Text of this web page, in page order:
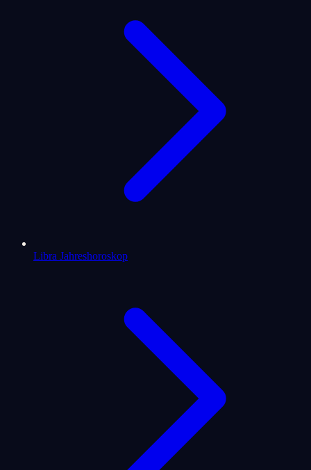
Libra Jahreshoroskop